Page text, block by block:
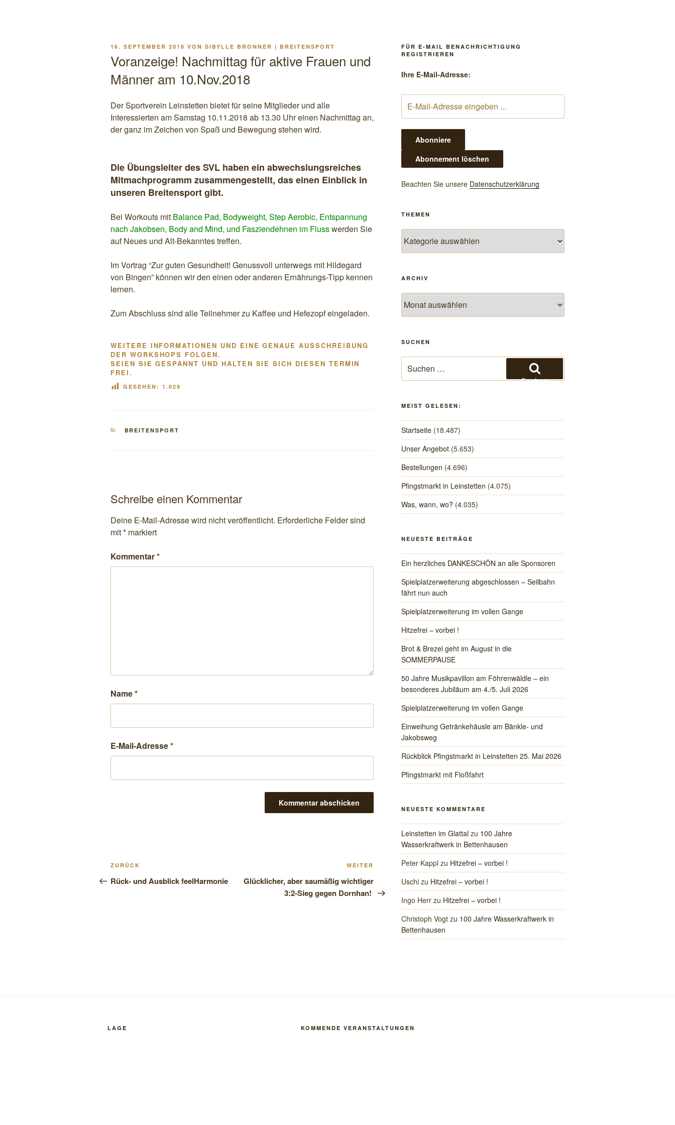
VERÖFFENTLICHT
16. SEPTEMBER 2018 VON SIBYLLE BRONNER | BREITENSPORT
Voranzeige! Nachmittag für aktive Frauen und
Männer am 10.Nov.2018
Der Sportverein Leinstetten bietet für seine Mitglieder und alle
Interessierten am Samstag 10.11.2018 ab 13.30 Uhr einen Nachmittag an,
der ganz im Zeichen von Spaß und Bewegung stehen wird.
Die Übungsleiter des SVL haben ein abwechslungsreiches
Mitmachprogramm zusammengestellt, das einen Einblick in
unseren Breitensport gibt.
Bei Workouts mit Balance Pad, Bodyweight, Step Aerobic, Entspannung
nach Jakobsen, Body and Mind, und Fasziendehnen im Flusswerden Sie
auf Neues und Alt-Bekanntes treffen.
Im Vortrag “Zur guten Gesundheit! Genussvoll unterwegs mit Hildegard
von Bingen” können wir den einen oder anderen Ernährungs-Tipp kennen
lernen.
Zum Abschluss sind alle Teilnehmer zu Kaffee und Hefezopf eingeladen.
WEITERE INFORMATIONEN UND EINE GENAUE AUSSCHREIBUNG
DER WORKSHOPS FOLGEN.
SEIEN SIE GESPANNT UND HALTEN SIE SICH DIESEN TERMIN
FREI.
GESEHEN: 1.029
KATEGORIEN
BREITENSPORT
Schreibe einen Kommentar
Deine E-Mail-Adresse wird nicht veröffentlicht. Erforderliche Felder sind
mit* markiert
Kommentar*
Name*
E-Mail-Adresse*
Beitragsnavigation
Vorheriger
Beitrag
ZURÜCK
Rück- und Ausblick feelHarmonie
Nächster
Beitrag
WEITER
Glücklicher, aber saumäßig wichtiger
3:2-Sieg gegen Dornhan!
FÜR E-MAIL BENACHRICHTIGUNG
REGISTRIEREN
Ihre E-Mail-Adresse:
Beachten Sie unsere Datenschutzerklärung
THEMEN
ARCHIV
SUCHEN
nach:
Suchen
MEIST GELESEN:
Startseite (18.487)
Unser Angebot (5.653)
Bestellungen (4.696)
Pfingstmarkt in Leinstetten (4.075)
Was, wann, wo? (4.035)
NEUESTE BEITRÄGE
Ein herzliches DANKESCHÖN an alle Sponsoren
Spielplatzerweiterung abgeschlossen – Seilbahn
fährt nun auch
Spielplatzerweiterung im vollen Gange
Hitzefrei – vorbei !
Brot & Brezel geht im August in die
SOMMERPAUSE
50 Jahre Musikpavillon am Föhrenwäldle – ein
besonderes Jubiläum am 4./5. Juli 2026
Spielplatzerweiterung im vollen Gange
Einweihung Getränkehäusle am Bänkle- und
Jakobsweg
Rückblick Pfingstmarkt in Leinstetten 25. Mai 2026
Pfingstmarkt mit Floßfahrt
NEUESTE KOMMENTARE
Leinstetten im Glattalzu 100 Jahre
Wasserkraftwerk in Bettenhausen
Peter Kapplzu Hitzefrei – vorbei !
Uschizu Hitzefrei – vorbei !
Ingo Herrzu Hitzefrei – vorbei !
Christoph Vogtzu 100 Jahre Wasserkraftwerk in
Bettenhausen
LAGE KOMMENDE VERANSTALTUNGEN